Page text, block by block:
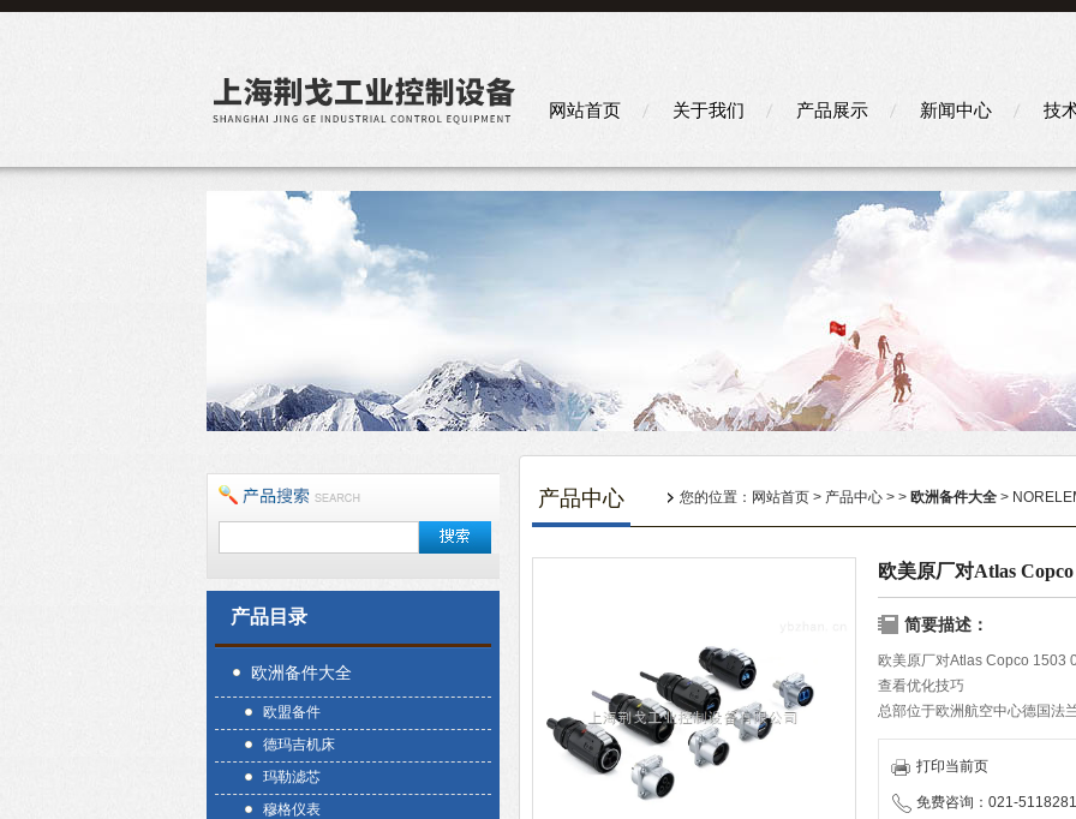
网站首页 关于我们 产品展示 新闻中心 技
产品目录
欧洲备件大全
欧盟备件
德玛吉机床
玛勒滤芯
穆格仪表
产品中心 您的位置： 网站首页 > 产品中心 > > 欧洲备件大全 >
欧美原厂对Atlas Copco
简要描述：
欧美原厂对Atlas Copco 1503
查看优化技巧
总部位于欧洲航空中心德国法
事处、经销商的层层加价，给
物流服务商携手合作，保证
打印当前页
免费咨询：021-